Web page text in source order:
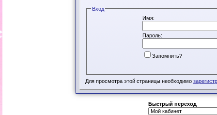
Вход
Имя:
Пароль:
Запомнить?
Для просмотра этой страницы необходимо
Быстрый переход